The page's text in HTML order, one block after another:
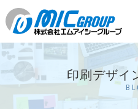
印刷デザイ